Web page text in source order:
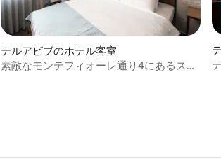
テルアビブのホテル客室
素敵なモンテフィオーレ通り4にあるスタ